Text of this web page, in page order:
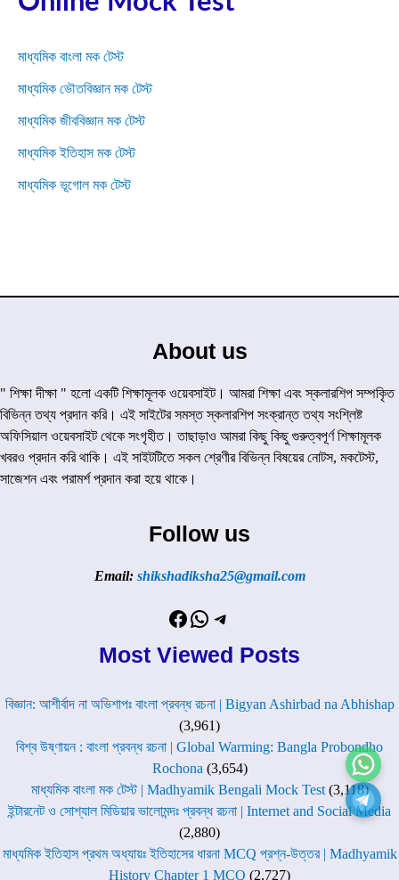
মাধ্যমিক বাংলা মক টেস্ট
মাধ্যমিক ভৌতবিজ্ঞান মক টেস্ট
মাধ্যমিক জীববিজ্ঞান মক টেস্ট
মাধ্যমিক ইতিহাস মক টেস্ট
মাধ্যমিক ভূগোল মক টেস্ট
About us
" শিক্ষা দীক্ষা " হলো একটি শিক্ষামূলক ওয়েবসাইট। আমরা শিক্ষা এবং স্কলারশিপ সম্পকৃিত
বিভিন্ন তথ্য প্রদান করি। এই সাইটের সমস্ত স্কলারশিপ সংক্রান্ত তথ্য সংশ্লিষ্ট
অফিসিয়াল ওয়েবসাইট থেকে সংগৃহীত। তাছাড়াও আমরা কিছু কিছু গুরুত্বপূর্ণ শিক্ষামূলক
খবরও প্রদান করি থাকি। এই সাইটটিতে সকল শ্রেণীর বিভিন্ন বিষয়ের নোটস, মকটেস্ট,
সাজেশন এবং পরামর্শ প্রদান করা হয়ে থাকে।
Follow us
Email: shikshadiksha25@gmail.com
Facebook
WhatsApp
Telegram
Most Viewed Posts
বিজ্ঞান: আশীর্বাদ না অভিশাপঃ বাংলা প্রবন্ধ রচনা | Bigyan Ashirbad na Abhishap
(3,961)
বিশ্ব উষ্ণায়ন : বাংলা প্রবন্ধ রচনা | Global Warming: Bangla Probondho
Rochona (3,654)
মাধ্যমিক বাংলা মক টেস্ট | Madhyamik Bengali Mock Test (3,118)
ইন্টারনেট ও সোশ্যাল মিডিয়ার ভালোমন্দঃ প্রবন্ধ রচনা | Internet and Social Media
(2,880)
মাধ্যমিক ইতিহাস প্রথম অধ্যায়ঃ ইতিহাসের ধারনা MCQ প্রশ্ন-উত্তর | Madhyamik
History Chapter 1 MCQ (2,727)